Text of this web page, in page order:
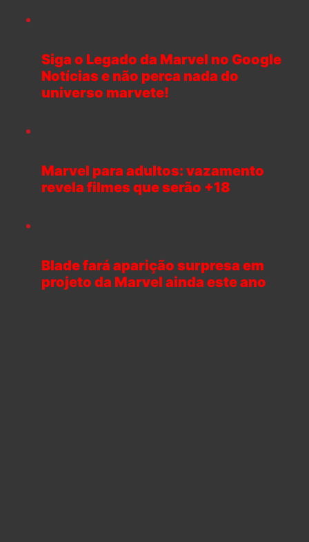
Siga o Legado da Marvel no Google
Notícias e não perca nada do
universo marvete!
Marvel para adultos: vazamento
revela filmes que serão +18
Blade fará aparição surpresa em
projeto da Marvel ainda este ano